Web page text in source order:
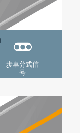
歩車分式信
号